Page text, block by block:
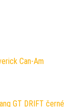
Can-Am
GT DRIFT černé